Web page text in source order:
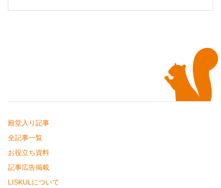
殿堂入り記事
全記事一覧
お役立ち資料
記事広告掲載
LISKULについて